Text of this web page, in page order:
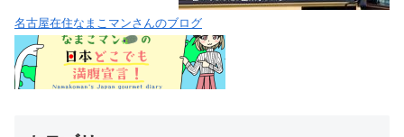
名古屋在住なまこマンさんのブログ